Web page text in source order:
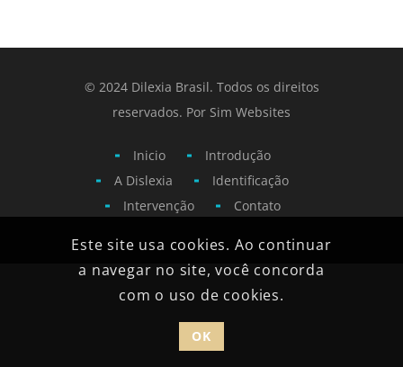
© 2024 Dilexia Brasil. Todos os direitos
reservados. Por Sim Websites
Inicio
Introdução
A Dislexia
Identificação
Intervenção
Contato
Este site usa cookies. Ao continuar
a navegar no site, você concorda
com o uso de cookies.
OK